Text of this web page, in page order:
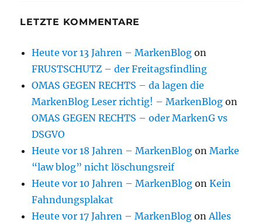
LETZTE KOMMENTARE
Heute vor 13 Jahren – MarkenBlog on
FRUSTSCHUTZ – der Freitagsfindling
OMAS GEGEN RECHTS – da lagen die
MarkenBlog Leser richtig! – MarkenBlog on
OMAS GEGEN RECHTS – oder MarkenG vs
DSGVO
Heute vor 18 Jahren – MarkenBlog onMarke
“law blog” nicht löschungsreif
Heute vor 10 Jahren – MarkenBlog onKein
Fahndungsplakat
Heute vor 17 Jahren – MarkenBlog onAlles